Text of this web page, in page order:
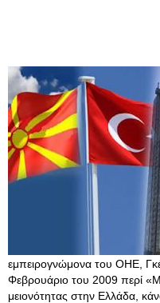
εμπειρογνώμονα του ΟΗΕ,
Φεβρουάριο του 2009 περί
μειονότητας στην Ελλάδα,